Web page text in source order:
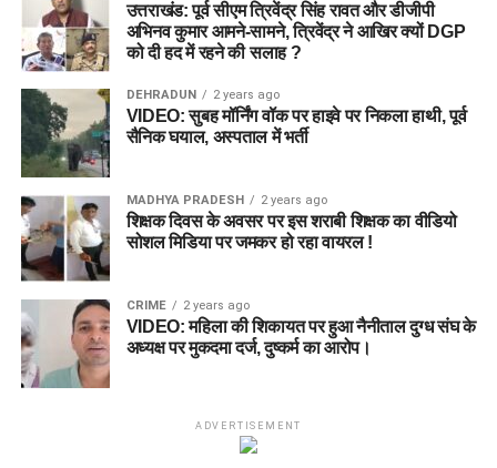
उत्तराखंड: पूर्व सीएम त्रिवेंद्र सिंह रावत और डीजीपी
अभिनव कुमार आमने-सामने, त्रिवेंद्र ने आखिर क्यों DGP
को दी हद में रहने की सलाह ?
DEHRADUN 2 years ago
VIDEO: सुबह मॉर्निंग वॉक पर हाइवे पर निकला हाथी, पूर्व
सैनिक घयाल, अस्पताल में भर्ती
MADHYA PRADESH 2 years ago
शिक्षक दिवस के अवसर पर इस शराबी शिक्षक का वीडियो
सोशल मिडिया पर जमकर हो रहा वायरल !
CRIME 2 years ago
VIDEO: महिला की शिकायत पर हुआ नैनीताल दुग्ध संघ के
अध्यक्ष पर मुकदमा दर्ज, दुष्कर्म का आरोप।
ADVERTISEMENT